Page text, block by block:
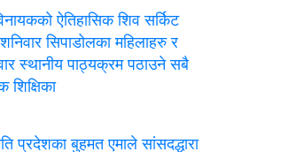
ऐतिहासिक शिव सर्किट
सिपाडोलका महिलाहरु र
स्थानीय पाठ्यक्रम पठाउने सबै
शिक्षिका
प्रदेशका बुहमत एमाले सांसदद्धारा